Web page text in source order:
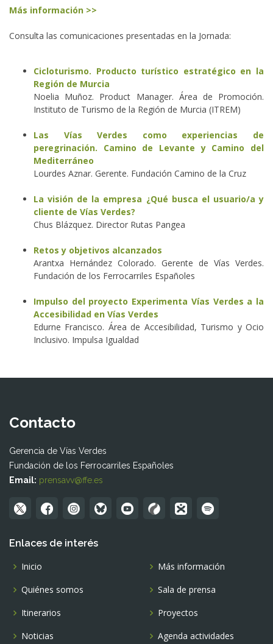
Más información >>
Consulta las comunicaciones presentadas en la Jornada:
Cicloturismo. Producto turístico estratégico en la
Región de Murcia
Noelia Muñoz. Product Manager. Área de Promoción.
Instituto de Turismo de la Región de Murcia (ITREM)
Las Vías Verdes como experiencias de
peregrinación. Camino de Levante y Camino del
Mediterráneo
Lourdes Aznar. Gerente. Fundación Camino de la Cruz
La visión de la empresa ¿Qué busca el usuario/a y
cliente de Vías Verdes?
Chus Blázquez. Director Rutas Pangea
Retos y objetivos alcanzados
Arantxa Hernández Colorado. Gerente de Vías Verdes.
Fundación de los Ferrocarriles Españoles
Impulso del proyecto Experimenta Vías Verdes a la
Accesibilidad en Vías Verdes
Edurne Francisco. Área de Accesibilidad, Turismo y Ocio
Inclusivo. Impulsa Igualdad
Contacto
Gerencia de Vías Verdes
Fundación de los Ferrocarriles Españoles
Email: prensavv@ffe.es
Enlaces de interés
Inicio
Quiénes somos
Itinerarios
Noticias
Más información
Sala de prensa
Proyectos
Agenda actividades